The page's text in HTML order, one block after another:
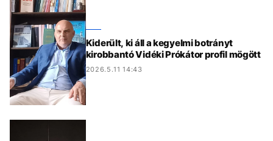
Kiderült, ki áll a kegyelmi botrányt
kirobbantó Vidéki Prókátor profil mögött
2026.5.11 14:43